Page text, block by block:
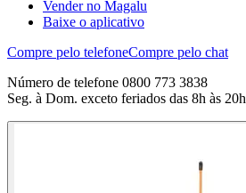
Vender no Magalu
Baixe o aplicativo
Compre pelo telefoneCompre pelo chat
Número de telefone 0800 773 3838
Seg. à Dom. exceto feriados das 8h às 20h